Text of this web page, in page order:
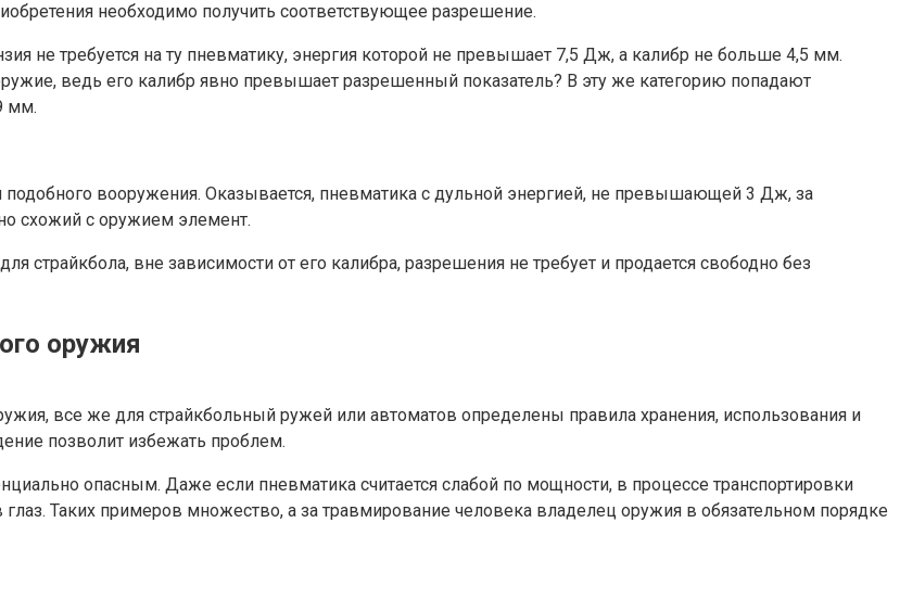
необходимо получить соответствующее разрешение.
не требуется на ту пневматику, энергия которой не превышает 7,5 Дж, а калибр не больше 4,5 мм.
ведь его калибр явно превышает разрешенный показатель? В эту же категорию попадают
мм.
вооружения. Оказывается, пневматика с дульной энергией, не превышающей 3 Дж, за
схожий с оружием элемент.
страйкбола, вне зависимости от его калибра, разрешения не требует и продается свободно без
оружия
все же для страйкбольный ружей или автоматов определены правила хранения, использования и
позволит избежать проблем.
опасным. Даже если пневматика считается слабой по мощности, в процессе транспортировки
Таких примеров множество, а за травмирование человека владелец оружия в обязательном порядке